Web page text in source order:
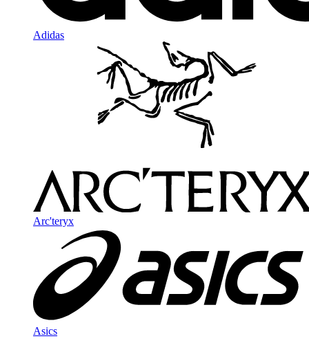
Adidas
Arc'teryx
Asics